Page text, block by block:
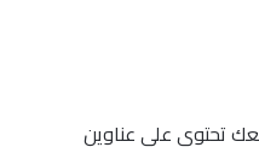
تحتوى على عناوين